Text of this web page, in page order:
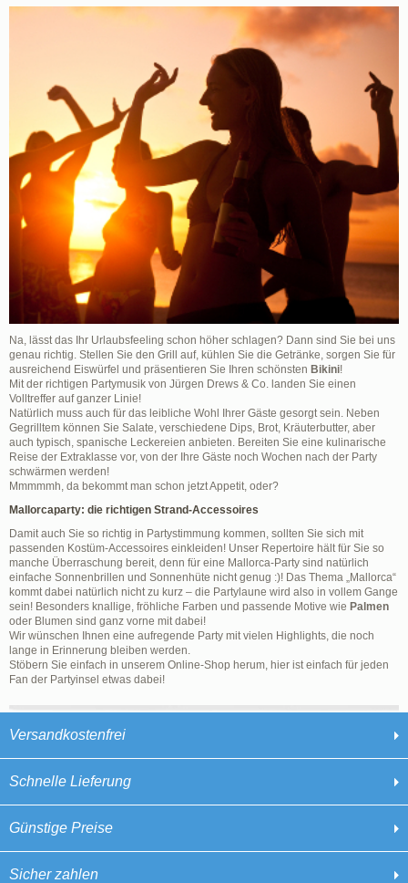
Versandkostenfrei
Schnelle Lieferung
Günstige Preise
Sicher zahlen
Na, lässt das Ihr Urlaubsfeeling schon höher schlagen? Dann sind Sie bei uns
genau richtig. Stellen Sie den Grill auf, kühlen Sie die Getränke, sorgen Sie für
ausreichend Eiswürfel und präsentieren Sie Ihren schönsten Bikini!
Mit der richtigen Partymusik von Jürgen Drews & Co. landen Sie einen
Volltreffer auf ganzer Linie!
Natürlich muss auch für das leibliche Wohl Ihrer Gäste gesorgt sein. Neben
Gegrilltem können Sie Salate, verschiedene Dips, Brot, Kräuterbutter, aber
auch typisch, spanische Leckereien anbieten. Bereiten Sie eine kulinarische
Reise der Extraklasse vor, von der Ihre Gäste noch Wochen nach der Party
schwärmen werden!
Mmmmmh, da bekommt man schon jetzt Appetit, oder?
Mallorcaparty: die richtigen Strand-Accessoires
Damit auch Sie so richtig in Partystimmung kommen, sollten Sie sich mit
passenden Kostüm-Accessoires einkleiden! Unser Repertoire hält für Sie so
manche Überraschung bereit, denn für eine Mallorca-Party sind natürlich
einfache Sonnenbrillen und Sonnenhüte nicht genug :)! Das Thema „Mallorca“
kommt dabei natürlich nicht zu kurz – die Partylaune wird also in vollem Gange
sein! Besonders knallige, fröhliche Farben und passende Motive wie Palmen
oder Blumen sind ganz vorne mit dabei!
Wir wünschen Ihnen eine aufregende Party mit vielen Highlights, die noch
lange in Erinnerung bleiben werden.
Stöbern Sie einfach in unserem Online-Shop herum, hier ist einfach für jeden
Fan der Partyinsel etwas dabei!